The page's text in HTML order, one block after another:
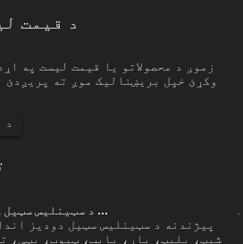
د قیمت
زموږ د محصولاتو یا قیمت لیست په
د
د سټینلیس سټیل ګمرکي اندازې ملاتړ: ترتیب ...
پیژندنه د سټینلیس سټیل دودیز
شیټ، پلیټ، بار، پایپ، ټیوب، پټې،